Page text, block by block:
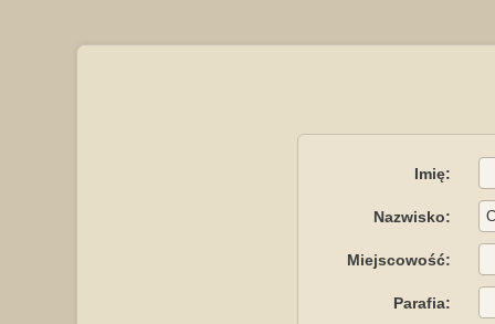
Imię:
Nazwisko:
Miejscowość:
Parafia: